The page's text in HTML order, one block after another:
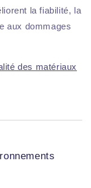
la fiabilité, la
aux dommages
des matériaux